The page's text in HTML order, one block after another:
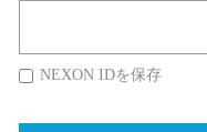
NEXON IDを保存